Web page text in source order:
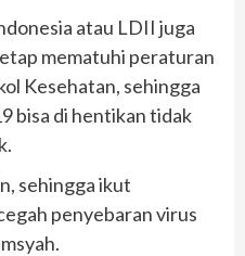
atau LDII juga
mematuhi peraturan
Kesehatan, sehingga
bisa di hentikan tidak
sehingga ikut
penyebaran virus